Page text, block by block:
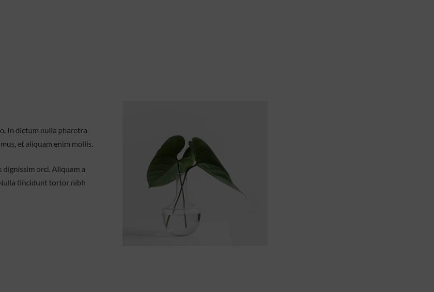
In dictum nulla pharetra
et aliquam enim mollis.
orci. Aliquam a
tincidunt tortor nibh